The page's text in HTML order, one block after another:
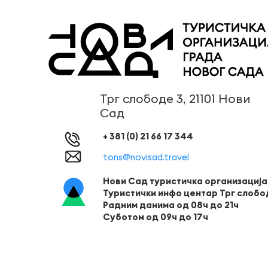
Трг слободе 3, 21101 Нови
Сад
+ 381 (0) 21 66 17 344
tons@novisad.travel
Нови Сад туристичка организација
Туристички инфо центар Трг
Радним данима од 08ч до 21ч
Суботом од 09ч до 17ч